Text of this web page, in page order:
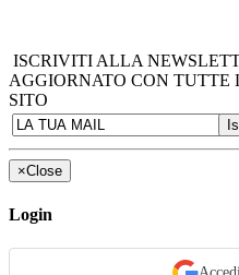
ISCRIVITI ALLA
AGGIORNATO CON
SITO
×Close
Login